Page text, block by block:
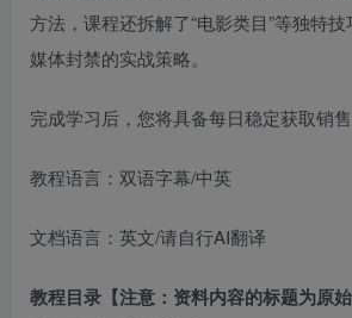
方法，课程还拆解了“电影类目”等独特
媒体封禁的实战策略。
完成学习后，您将具备每日稳定获取销售
教程语言：双语字幕/中英
文档语言：英文/请自行AI翻译
教程目录【注意：资料内容的标题为原